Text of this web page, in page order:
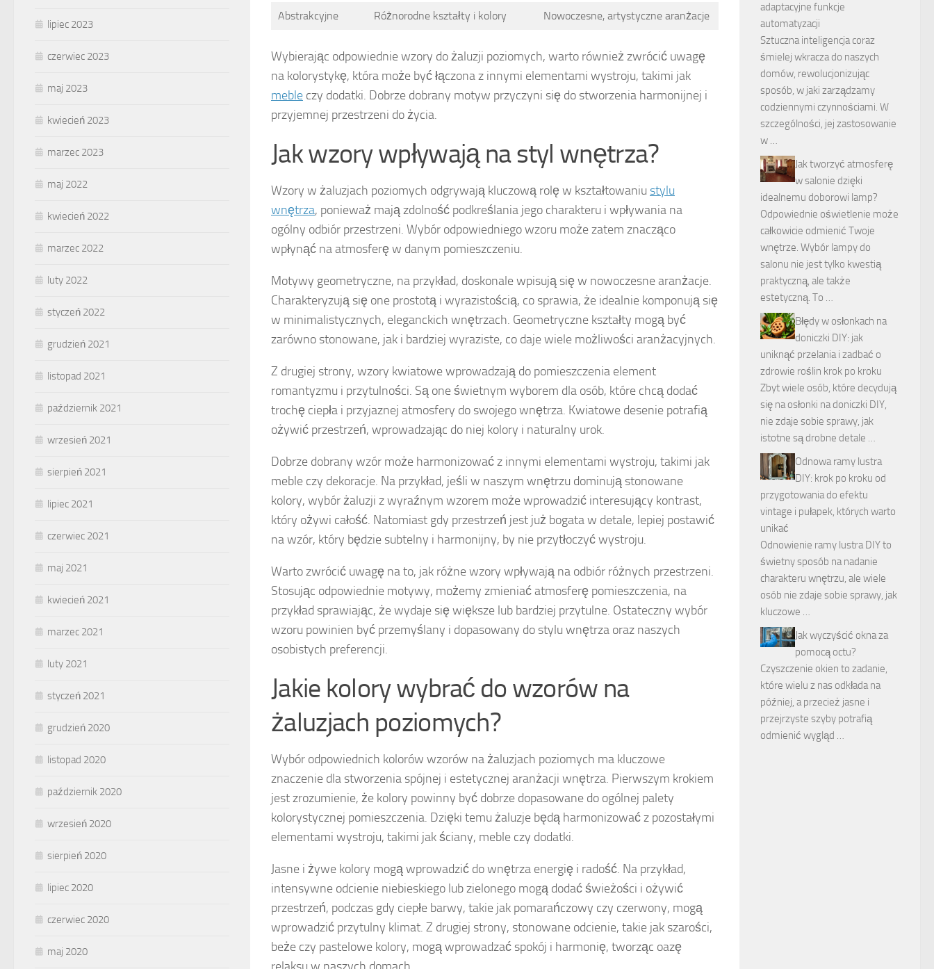
Abstrakcyjne Różnorodne kształty i kolory Nowoczesne, artystyczne aranżacje
Wybierając odpowiednie wzory do żaluzji poziomych, warto również zwrócić uwagę
na kolorystykę, która może być łączona z innymi elementami wystroju, takimi jak
meble czy dodatki. Dobrze dobrany motyw przyczyni się do stworzenia harmonijnej i
przyjemnej przestrzeni do życia.
Jak wzory wpływają na styl wnętrza?
Wzory w żaluzjach poziomych odgrywają kluczową rolę w kształtowaniu stylu
wnętrza, ponieważ mają zdolność podkreślania jego charakteru i wpływania na
ogólny odbiór przestrzeni. Wybór odpowiedniego wzoru może zatem znacząco
wpłynąć na atmosferę w danym pomieszczeniu.
Motywy geometryczne, na przykład, doskonale wpisują się w nowoczesne aranżacje.
Charakteryzują się one prostotą i wyrazistością, co sprawia, że idealnie komponują się
w minimalistycznych, eleganckich wnętrzach. Geometryczne kształty mogą być
zarówno stonowane, jak i bardziej wyraziste, co daje wiele możliwości aranżacyjnych.
Z drugiej strony, wzory kwiatowe wprowadzają do pomieszczenia element
romantyzmu i przytulności. Są one świetnym wyborem dla osób, które chcą dodać
trochę ciepła i przyjaznej atmosfery do swojego wnętrza. Kwiatowe desenie potrafią
ożywić przestrzeń, wprowadzając do niej kolory i naturalny urok.
Dobrze dobrany wzór może harmonizować z innymi elementami wystroju, takimi jak
meble czy dekoracje. Na przykład, jeśli w naszym wnętrzu dominują stonowane
kolory, wybór żaluzji z wyraźnym wzorem może wprowadzić interesujący kontrast,
który ożywi całość. Natomiast gdy przestrzeń jest już bogata w detale, lepiej postawić
na wzór, który będzie subtelny i harmonijny, by nie przytłoczyć wystroju.
Warto zwrócić uwagę na to, jak różne wzory wpływają na odbiór różnych przestrzeni.
Stosując odpowiednie motywy, możemy zmieniać atmosferę pomieszczenia, na
przykład sprawiając, że wydaje się większe lub bardziej przytulne. Ostateczny wybór
wzoru powinien być przemyślany i dopasowany do stylu wnętrza oraz naszych
osobistych preferencji.
Jakie kolory wybrać do wzorów na
żaluzjach poziomych?
Wybór odpowiednich kolorów wzorów na żaluzjach poziomych ma kluczowe
znaczenie dla stworzenia spójnej i estetycznej aranżacji wnętrza. Pierwszym krokiem
jest zrozumienie, że kolory powinny być dobrze dopasowane do ogólnej palety
kolorystycznej pomieszczenia. Dzięki temu żaluzje będą harmonizować z pozostałymi
elementami wystroju, takimi jak ściany, meble czy dodatki.
Jasne i żywe kolory mogą wprowadzić do wnętrza energię i radość. Na przykład,
intensywne odcienie niebieskiego lub zielonego mogą dodać świeżości i ożywić
przestrzeń, podczas gdy ciepłe barwy, takie jak pomarańczowy czy czerwony, mogą
wprowadzić przytulny klimat. Z drugiej strony, stonowane odcienie, takie jak szarości,
beże czy pastelowe kolory, mogą wprowadzać spokój i harmonię, tworząc oazę
lipiec 2023
czerwiec 2023
maj 2023
kwiecień 2023
marzec 2023
maj 2022
kwiecień 2022
marzec 2022
luty 2022
styczeń 2022
grudzień 2021
listopad 2021
październik 2021
wrzesień 2021
sierpień 2021
lipiec 2021
czerwiec 2021
maj 2021
kwiecień 2021
marzec 2021
luty 2021
styczeń 2021
grudzień 2020
listopad 2020
październik 2020
wrzesień 2020
sierpień 2020
lipiec 2020
czerwiec 2020
maj 2020
adaptacyjne funkcje
automatyzacji
Sztuczna inteligencja coraz
śmielej wkracza do naszych
domów, rewolucjonizując
sposób, w jaki zarządzamy
codziennymi czynnościami. W
szczególności, jej zastosowanie
w …
Jak tworzyć atmosferę
w salonie dzięki
idealnemu doborowi lamp?
Odpowiednie oświetlenie może
całkowicie odmienić Twoje
wnętrze. Wybór lampy do
salonu nie jest tylko kwestią
praktyczną, ale także
estetyczną. To …
Błędy w osłonkach na
doniczki DIY: jak
uniknąć przelania i zadbać o
zdrowie roślin krok po kroku
Zbyt wiele osób, które decydują
się na osłonki na doniczki DIY,
nie zdaje sobie sprawy, jak
istotne są drobne detale …
Odnowa ramy lustra
DIY: krok po kroku od
przygotowania do efektu
vintage i pułapek, których warto
unikać
Odnowienie ramy lustra DIY to
świetny sposób na nadanie
charakteru wnętrzu, ale wiele
osób nie zdaje sobie sprawy, jak
kluczowe …
Jak wyczyścić okna za
pomocą octu?
Czyszczenie okien to zadanie,
które wielu z nas odkłada na
później, a przecież jasne i
przejrzyste szyby potrafią
odmienić wygląd …